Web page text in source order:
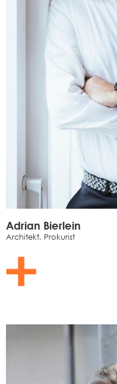
Adrian Bierlein
Architekt, Prokurist